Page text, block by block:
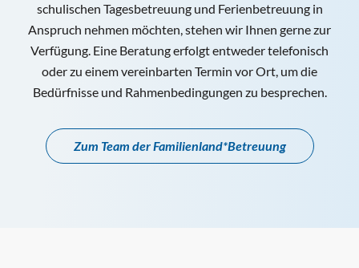
schulischen Tagesbetreuung und Ferienbetreuung in
Anspruch nehmen möchten, stehen wir Ihnen gerne zur
Verfügung. Eine Beratung erfolgt entweder telefonisch
oder zu einem vereinbarten Termin vor Ort, um die
Bedürfnisse und Rahmenbedingungen zu besprechen.
Zum Team der Familienland*Betreuung